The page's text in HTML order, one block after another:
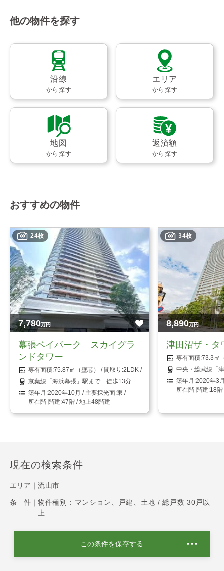
他の物件を探す
沿線
から探す
エリア
から探す
地図
から探す
返済額
から探す
おすすめの物件
24枚
7,780万円
幕張ベイパーク スカイグラ
ンドタワー
75.87㎡（壁芯）
2LDK
京葉線「海浜幕張」駅まで 徒歩13分
2020年10月
東
47階 / 地上48階建
34枚
8,890万円
津田沼ザ・タ
73.3㎡
中央・総武線「
2020年3
18
現在の検索条件
エリア｜ 流山市
条 件｜ 物件種別：マンション、戸建、土地 / 総戸数 30戸以
上
この条件を保存する